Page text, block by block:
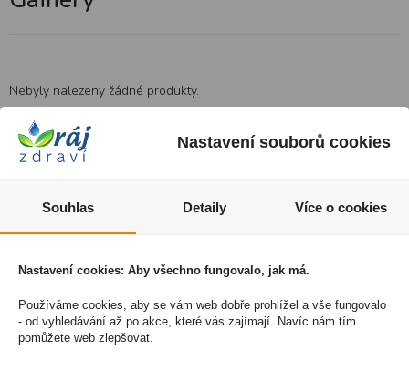
Nebyly nalezeny žádné produkty.
E-shop www.ceskyrajzdravi.cz je zaměřen na prodej přírodních
produktů v podobě doplňků stravy, veterinálních přípravků nebo
akčního zboží, které je potřebné v každé domácnosti. Zejména
nejčastěji objednávané zboží za výhodné ceny.
objednavky@ceskyrajzdravi.cz
Nastavení souborů cookies
Souhlas Detaily Více o cookies
Nastavení cookies: Aby všechno fungovalo, jak má.
Používáme cookies, aby se vám web dobře prohlížel a vše fungovalo
- od vyhledávání až po akce, které vás zajímají. Navíc nám tím
pomůžete web zlepšovat.